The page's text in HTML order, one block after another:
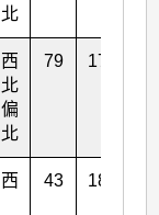
北
西
北
偏
北
79 17/5
西 43 18/5